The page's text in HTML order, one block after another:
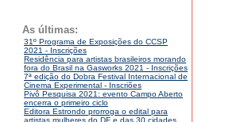
As últimas:
31º Programa de Exposições do CCSP
2021 - Inscrições
Residência para artistas brasileiros morando
fora do Brasil na Gasworks 2021 - Inscrições
7ª edição do Dobra Festival Internacional de
Cinema Experimental - Inscriões
Pivô Pesquisa 2021: evento Campo Aberto
encerra o primeiro ciclo
Editora Estrondo prorroga o edital para